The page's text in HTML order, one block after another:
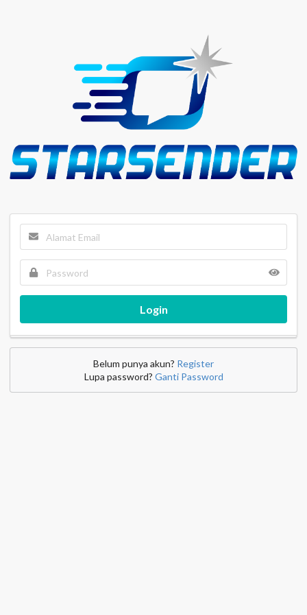
Login
Belum punya akun? Register
Lupa password? Ganti Password